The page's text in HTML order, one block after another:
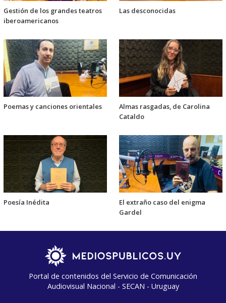
Gestión de los grandes teatros
iberoamericanos
Las desconocidas
Poemas y canciones orientales
Almas rasgadas, de Carolina
Cataldo
Poesía Inédita
El extraño caso del enigma
Gardel
Portal de contenidos del Servicio de Comunicación
Audiovisual Nacional - SECAN - Uruguay